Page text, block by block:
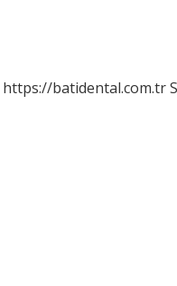
https://batidental.com.tr